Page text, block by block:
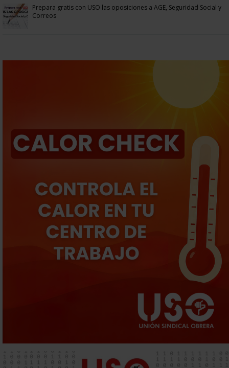
Prepara gratis con USO las oposiciones a AGE, Seguridad Social y
Correos